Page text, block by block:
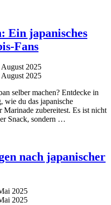
Ein japanisches
Fans
August 2025
August 2025
selber machen? Entdecke in
wie du das japanische
zubereitest. Es ist nicht
Snack, sondern …
nach japanischer
2025
2025